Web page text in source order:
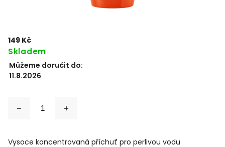
149 Kč
Skladem
Můžeme doručit do:
11.8.2026
Vysoce koncentrovaná příchuť pro perlivou vodu